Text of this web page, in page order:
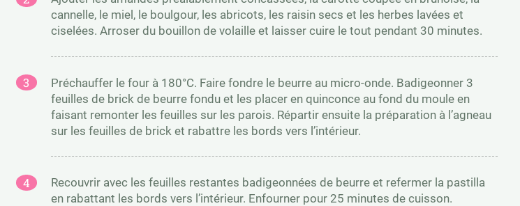
cannelle, le miel, le boulgour, les abricots, les raisin secs et les herbes lavées et
ciselées. Arroser du bouillon de volaille et laisser cuire le tout pendant 30 minutes.
Préchauffer le four à 180°C. Faire fondre le beurre au micro-onde. Badigeonner 3
feuilles de brick de beurre fondu et les placer en quinconce au fond du moule en
faisant remonter les feuilles sur les parois. Répartir ensuite la préparation à l’agneau
sur les feuilles de brick et rabattre les bords vers l’intérieur.
Recouvrir avec les feuilles restantes badigeonnées de beurre et refermer la pastilla
en rabattant les bords vers l’intérieur. Enfourner pour 25 minutes de cuisson.